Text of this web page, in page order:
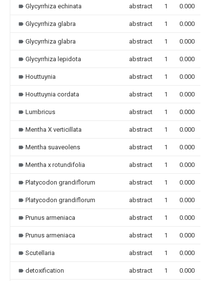
Glycyrrhiza echinata abstract 1 0.000
Glycyrrhiza glabra abstract 1 0.000
Glycyrrhiza glabra abstract 1 0.000
Glycyrrhiza lepidota abstract 1 0.000
Houttuynia abstract 1 0.000
Houttuynia cordata abstract 1 0.000
Lumbricus abstract 1 0.000
Mentha X verticillata abstract 1 0.000
Mentha suaveolens abstract 1 0.000
Mentha x rotundifolia abstract 1 0.000
Platycodon grandiflorum abstract 1 0.000
Platycodon grandiflorum abstract 1 0.000
Prunus armeniaca abstract 1 0.000
Prunus armeniaca abstract 1 0.000
Scutellaria abstract 1 0.000
detoxification abstract 1 0.000